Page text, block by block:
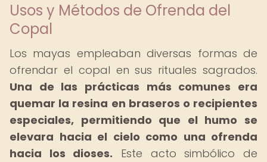
Usos y Métodos de Ofrenda del
Copal
Los mayas empleaban diversas formas de
ofrendar el copal en sus rituales sagrados.
Una de las prácticas más comunes era
quemar la resina en braseros o recipientes
especiales, permitiendo que el humo se
elevara hacia el cielo como una ofrenda
hacia los dioses. Este acto simbólico de